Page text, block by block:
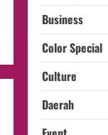
Business
Color Special
Culture
Daerah